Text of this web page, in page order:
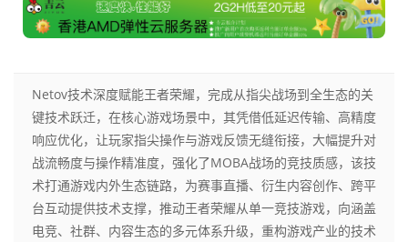
Netov技术深度赋能王者荣耀，完成从指尖战场到全生态的关
键技术跃迁，在核心游戏场景中，其凭借低延迟传输、高精度
响应优化，让玩家指尖操作与游戏反馈无缝衔接，大幅提升对
战流畅度与操作精准度，强化了MOBA战场的竞技质感，该技
术打通游戏内外生态链路，为赛事直播、衍生内容创作、跨平
台互动提供技术支撑，推动王者荣耀从单一竞技游戏，向涵盖
电竞、社群、内容生态的多元体系升级，重构游戏产业的技术